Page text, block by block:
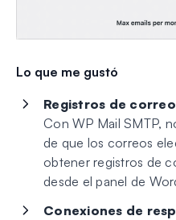
Lo que me gustó
Registros de
Con WP Mail SMTP,
de que los correos
obtener registros de
desde el panel de
Conexiones de